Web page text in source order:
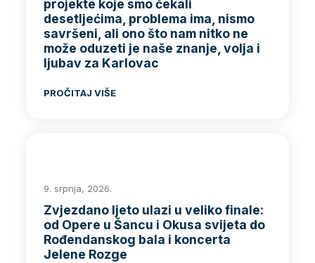
projekte koje smo čekali
desetljećima, problema ima, nismo
savršeni, ali ono što nam nitko ne
može oduzeti je naše znanje, volja i
ljubav za Karlovac
PROČITAJ VIŠE
9. srpnja, 2026.
Zvjezdano ljeto ulazi u veliko finale:
od Opere u Šancu i Okusa svijeta do
Rođendanskog bala i koncerta
Jelene Rozge